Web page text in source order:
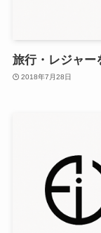
旅行・レジャー
2018年7月28日